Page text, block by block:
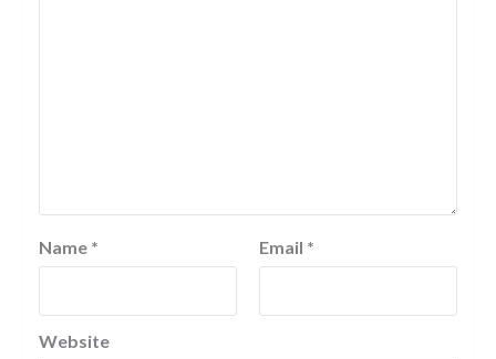
Name * Email *
Website